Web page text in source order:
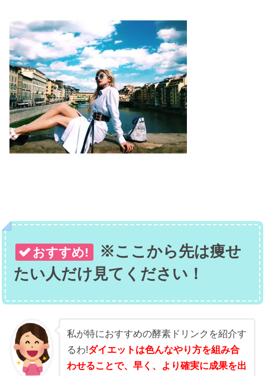
おすすめ!
※ここから先は痩せ
たい人だけ見てください！
私が特におすすめの酵素ドリンクを紹介す
るわ!ダイエットは色んなやり方を組み合
わせることで、早く、より確実に成果を出